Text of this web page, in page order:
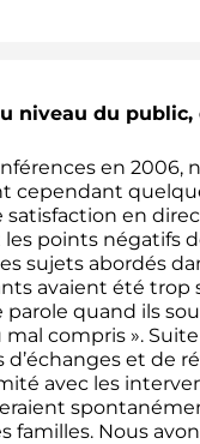
niveau du public,
en 2006,
cependant
satisfaction en
les points négatifs
sujets abordés
avaient été trop
parole quand ils
compris ». Suite
et de
avec les
Nous